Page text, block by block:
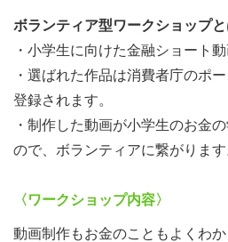
ボランティア型ワークショップ
・小学生に向けた金融ショート
・選ばれた作品は消費者庁のポ
登録されます。
・制作した動画が小学生のお金
ので、ボランティアに繋がります
〈ワークショップ内容〉
動画制作もお金のこともよくわ